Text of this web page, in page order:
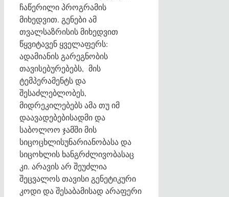
ჩაწერილი პროგრამის
მიხედვით. გენები ამ
თვალსაზრისის მიხედვით
წყვიტავენ ყველაფერს:
ადამიანის გარეგნობის
თავისებურებებს, მის
ტემპერამენტს და
შესაძლებლობეს,
მიდრეკილებებს ამა თუ იმ
დაავადებებისადმი და
საბოლოო ჯამში მის
სიცოცხლისუნარიანობასა და
სიცოხლის ხანგრძლივობასაც
კი. არავის არ შეუძლია
შეცვალოს თავისი გენეტიკური
კოდი და შესაბამისად არაფერი